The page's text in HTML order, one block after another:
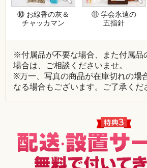
⑩ お線香の灰＆
チャッカマン
⑪ 学会永遠の
五指針
※付属品が不要な場合、また付属品
場合は、ご相談くださいませ。
※万一、写真の商品が在庫切れの場
なる場合もございます。ご了承くだ